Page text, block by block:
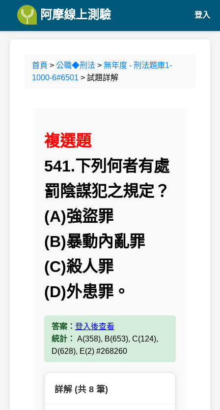
阿摩線上測驗 登入
首頁 > 公職◆刑法 > 無年度 - 刑法題庫1-
1000-6#6501 > 試題詳解
複選題
541.下列何者有處
罰陰謀犯之規定？
(A)強盜罪
(B)暴動內亂罪
(C)殺人罪
(D)外患罪。
答案： 登入後查看
統計： A(358), B(653), C(124),
D(628), E(2) #268260
詳解 (共 8 筆)